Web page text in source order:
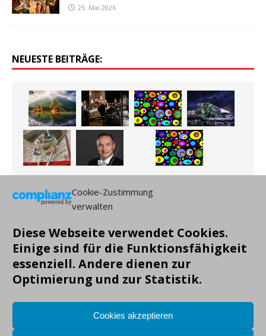
Cookie-Zustimmung
verwalten
Diese Webseite verwendet Cookies.
Einige sind für die Funktionsfähigkeit
essenziell. Andere dienen zur
Optimierung und zur Statistik.
Cookies akzeptieren
25. Mai 2026
NEUESTE BEITRÄGE:
Copyright: Markus Gruendig, alle Angaben ohne Gewähr!